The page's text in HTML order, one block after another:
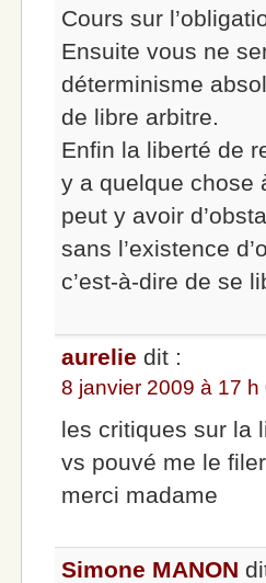
Cours sur
Ensuite vous ne
déterminisme
de libre arbitre.
Enfin la liberté de
y a quelque chose
peut y avoir
sans l’existence
c’est-à-dire de se
aurelie dit :
8 janvier 2009 à 17 h
les critiques sur la
vs pouvé me le filer
merci madame
Simone MANON